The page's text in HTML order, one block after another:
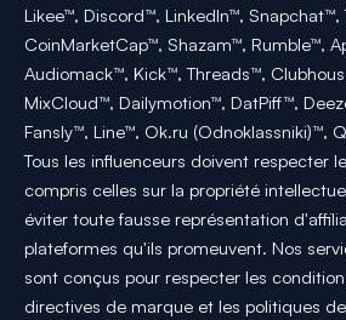
Likee™, Discord™, LinkedIn™,
CoinMarketCap™, Shazam™, Rumble™,
Audiomack™, Kick™, Threads™,
MixCloud™, Dailymotion™, DatPiff™,
Fansly™, Line™, Ok.ru (Odnoklassniki)™,
Tous les influenceurs doivent respecter
compris celles sur la propriété
éviter toute fausse représentation
plateformes qu'ils promeuvent. Nos
sont conçus pour respecter les
directives de marque et les politiques